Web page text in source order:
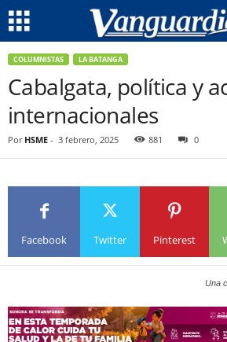
COLUMNISTAS LA BATANGA
Cabalgata, política y
internacionales
Por HSME - 3 febrero, 2025 881 0
Facebook Twitter Pinterest
Una